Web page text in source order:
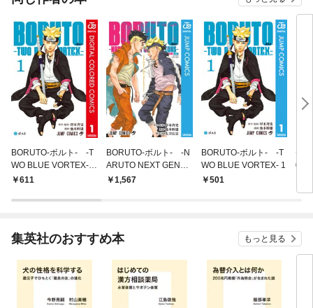
BORUTO-ボルト- -T
WO BLUE VORTEX-
カラー版 1
611
BORUTO-ボルト- -N
ARUTO NEXT GENER
ATIONS- STORY GUI
1,567
BORUTO-ボルト- -T
WO BLUE VORTEX- 1
501
チ
026
集英社のおすすめ本 もっと見る